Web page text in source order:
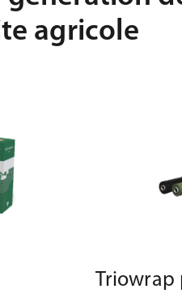
agricole
Triowrap